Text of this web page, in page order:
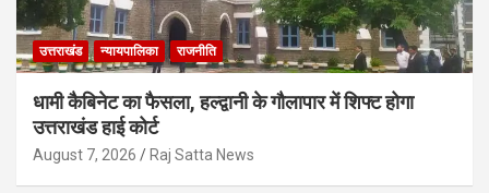
उत्तराखंड न्यायपालिका राजनीति
धामी कैबिनेट का फैसला, हल्द्वानी के गौलापार में शिफ्ट होगा
उत्तराखंड हाई कोर्ट
August 7, 2026 Raj Satta News